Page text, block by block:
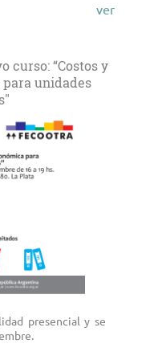
ver
curso: “Costos y
unidades
presencial y se